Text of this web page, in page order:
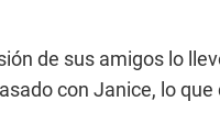
de sus amigos lo
con Janice, lo